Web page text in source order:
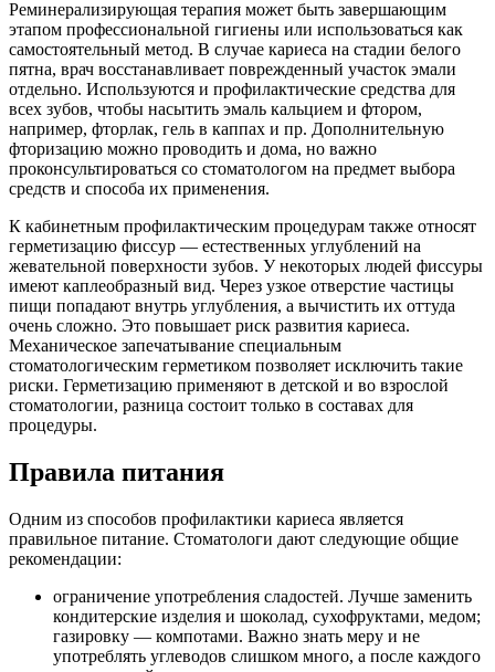
Реминерализирующая терапия может быть завершающим
этапом профессиональной гигиены или использоваться как
самостоятельный метод. В случае кариеса на стадии белого
пятна, врач восстанавливает поврежденный участок эмали
отдельно. Используются и профилактические средства для
всех зубов, чтобы насытить эмаль кальцием и фтором,
например, фторлак, гель в каппах и пр. Дополнительную
фторизацию можно проводить и дома, но важно
проконсультироваться со стоматологом на предмет выбора
средств и способа их применения.
К кабинетным профилактическим процедурам также относят
герметизацию фиссур — естественных углублений на
жевательной поверхности зубов. У некоторых людей фиссуры
имеют каплеобразный вид. Через узкое отверстие частицы
пищи попадают внутрь углубления, а вычистить их оттуда
очень сложно. Это повышает риск развития кариеса.
Механическое запечатывание специальным
стоматологическим герметиком позволяет исключить такие
риски. Герметизацию применяют в детской и во взрослой
стоматологии, разница состоит только в составах для
процедуры.
Правила питания
Одним из способов профилактики кариеса является
правильное питание. Стоматологи дают следующие общие
рекомендации:
ограничение употребления сладостей. Лучше заменить
кондитерские изделия и шоколад, сухофруктами, медом;
газировку — компотами. Важно знать меру и не
употреблять углеводов слишком много, а после каждого